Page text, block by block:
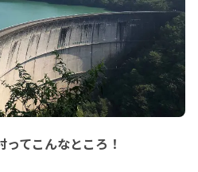
てこんなところ！